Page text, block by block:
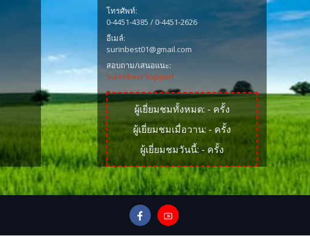
โทรศัพท์:
0-4451-4385 / 0-4451-2626
อีเมล์:
surinbest01@gmail.com
สอบถาม/เสนอแนะ:
Surin best Support
ผู้เยี่ยมชมทั้งหมด: - ครั้ง
ผู้เยี่ยมชมเมื่อวาน: -ครั้ง
ผู้เยี่ยมชมวันนี้: - ครั้ง